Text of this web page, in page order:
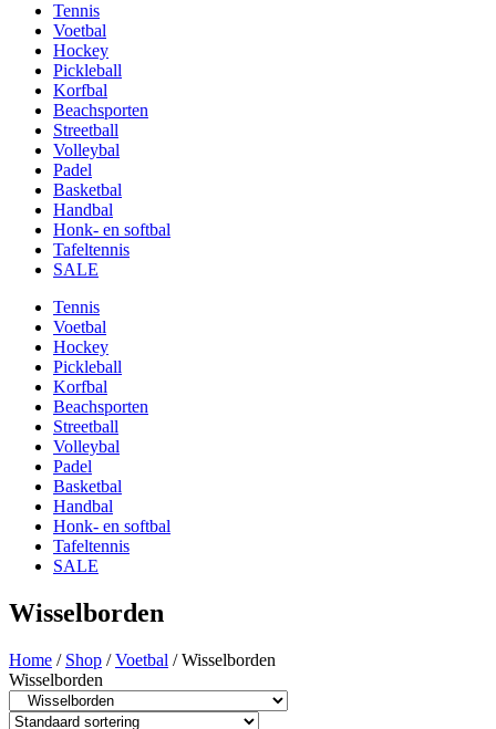
Tennis
Voetbal
Hockey
Pickleball
Korfbal
Beachsporten
Streetball
Volleybal
Padel
Basketbal
Handbal
Honk- en softbal
Tafeltennis
SALE
Tennis
Voetbal
Hockey
Pickleball
Korfbal
Beachsporten
Streetball
Volleybal
Padel
Basketbal
Handbal
Honk- en softbal
Tafeltennis
SALE
Wisselborden
Home / Shop /Voetbal / Wisselborden
Wisselborden